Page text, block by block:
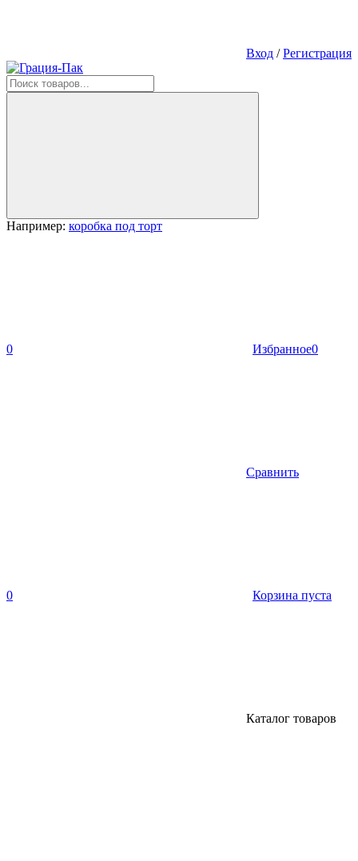
Вход /Регистрация
Например: коробка под торт
0 Избранное0
Сравнить
0 Корзина пуста
Каталог товаров